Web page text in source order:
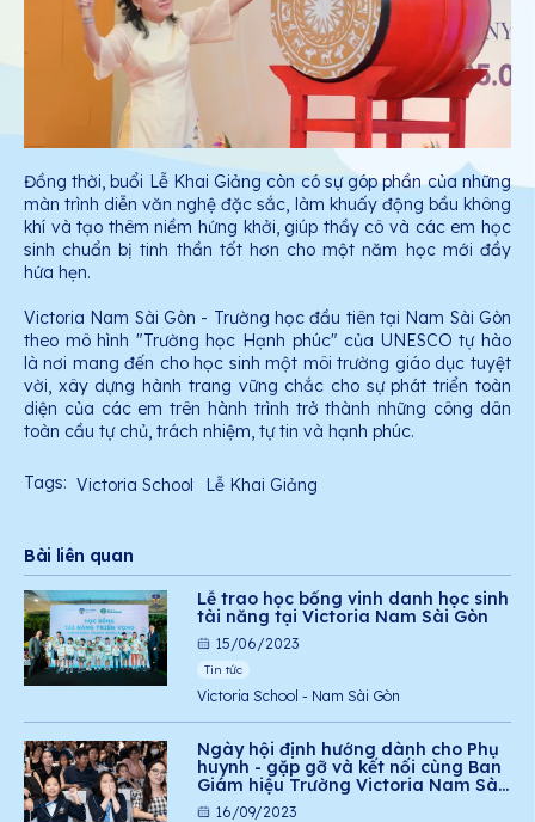
Đồng thời, buổi Lễ Khai Giảng còn có sự góp phần của những
màn trình diễn văn nghệ đặc sắc, làm khuấy động bầu không
khí và tạo thêm niềm hứng khởi, giúp thầy cô và các em học
sinh chuẩn bị tinh thần tốt hơn cho một năm học mới đầy
hứa hẹn.
Victoria Nam Sài Gòn - Trường học đầu tiên tại Nam Sài Gòn
theo mô hình "Trường học Hạnh phúc" của UNESCO tự hào
là nơi mang đến cho học sinh một môi trường giáo dục tuyệt
vời, xây dựng hành trang vững chắc cho sự phát triển toàn
diện của các em trên hành trình trở thành những công dân
toàn cầu tự chủ, trách nhiệm, tự tin và hạnh phúc.
Tags: Victoria School Lễ Khai Giảng
Bài liên quan
Lễ trao học bổng vinh danh học sinh
tài năng tại Victoria Nam Sài Gòn
15/06/2023
Tin tức
Victoria School - Nam Sài Gòn
Ngày hội định hướng dành cho Phụ
huynh - gặp gỡ và kết nối cùng Ban
Giám hiệu Trường Victoria Nam Sài
Gòn16/09/2023